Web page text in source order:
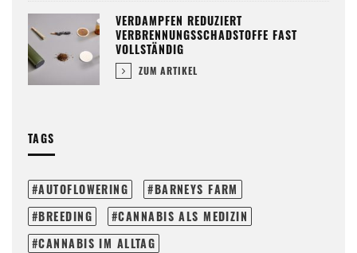
VERDAMPFEN REDUZIERT
VERBRENNUNGSSCHADSTOFFE FAST
VOLLSTÄNDIG
ZUM ARTIKEL
TAGS
AUTOFLOWERING
BARNEYS FARM
BREEDING
CANNABIS ALS MEDIZIN
CANNABIS IM ALLTAG